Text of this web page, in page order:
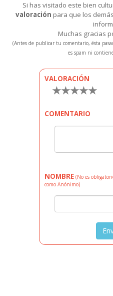
Si has visitado este bien
valoración para que los
Muchas gracias
(Antes de publicar tu comentario, ésta
es spam ni
VALORACIÓN
★
★
★
★
★
COMENTARIO
NOMBRE (No es
como Anónimo)